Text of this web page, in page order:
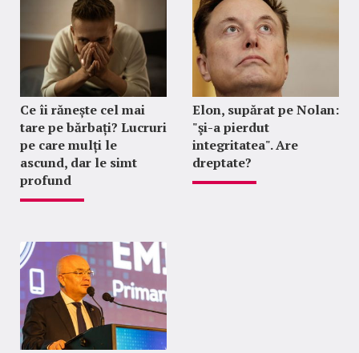
Ce îi rănește cel mai
tare pe bărbați? Lucruri
pe care mulți le
ascund, dar le simt
profund
Elon, supărat pe Nolan:
"şi-a pierdut
integritatea". Are
dreptate?